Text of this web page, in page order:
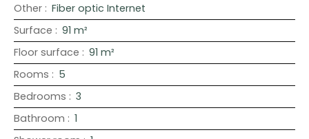
Other : Fiber optic Internet
Surface : 91 m²
Floor surface : 91 m²
Rooms : 5
Bedrooms : 3
Bathroom : 1